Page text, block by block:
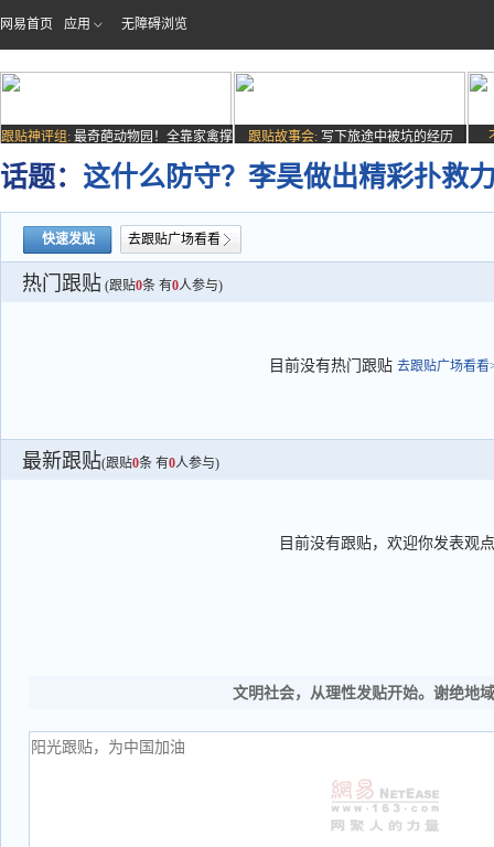
网易首页 应用 无障碍浏览
跟贴神评组: 最奇葩动物园！全靠家禽撑
场子
跟贴故事会: 写下旅途中被坑的经历
话题： 这什么防守？李昊做出精彩扑救
快速发贴 去跟贴广场看看
热门跟贴 (跟贴0条 有0人参与)
目前没有热门跟贴 去跟贴广场看看
最新跟贴(跟贴0条 有0人参与)
目前没有跟贴，欢迎你发表观点
文明社会，从理性发贴开始。谢绝地